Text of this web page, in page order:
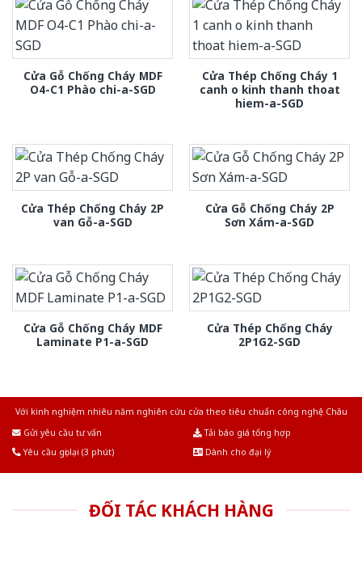
Cửa Gỗ Chống Cháy MDF
O4-C1 Phào chi-a-SGD
Cửa Thép Chống Cháy 1
canh o kinh thanh thoat
hiem-a-SGD
Cửa Thép Chống Cháy 2P
van Gỗ-a-SGD
Cửa Gỗ Chống Cháy 2P
Sơn Xám-a-SGD
Cửa Gỗ Chống Cháy MDF
Laminate P1-a-SGD
Cửa Thép Chống Cháy
2P1G2-SGD
Với kinh nghiệm nhiêu năm nghiên cứu cửa theo tiêu chuẩn công nghệ Châu
Gửi yêu cầu tư vấn
Tải báo giá tổng hợp
Yêu cầu gọi lại (3 phút)
Dành cho đại lý
ĐỐI TÁC KHÁCH HÀNG